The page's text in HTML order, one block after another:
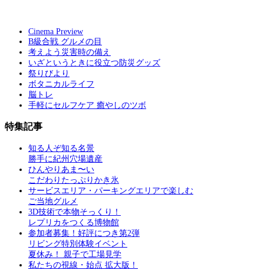
Cinema Preview
B級合戦 グルメの目
考えよう災害時の備え
いざというときに役立つ防災グッズ
祭りびより
ボタニカルライフ
脳トレ
手軽にセルフケア 癒やしのツボ
特集記事
知る人ぞ知る名景
勝手に紀州穴場遺産
ひんやりあま〜い
こだわりたっぷりかき氷
サービスエリア・パーキングエリアで楽しむ
ご当地グルメ
3D技術で本物そっくり！
レプリカをつくる博物館
参加者募集！好評につき第2弾
リビング特別体験イベント
夏休み！ 親子で工場見学
私たちの視線・始点 拡大版！